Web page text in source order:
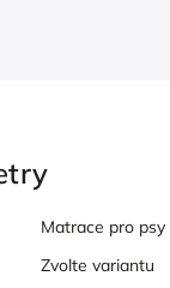
Matrace pro psy
Zvolte variantu